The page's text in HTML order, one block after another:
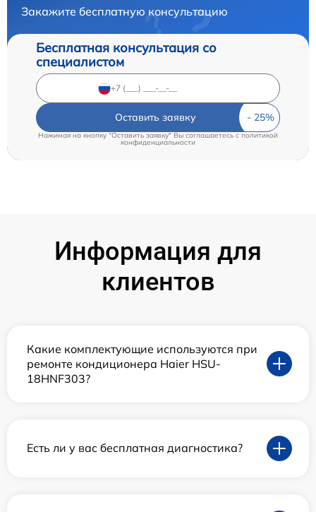
Закажите бесплатную консультацию
Бесплатная консультация со
специалистом
Оставить заявку
Нажимая на кнопку "Оставить заявку" Вы соглашаетесь cполитикой
конфиденциальности
Информация для
клиентов
Какие комплектующие используются при
ремонте кондиционера Haier HSU-
18HNF303?
Есть ли у вас бесплатная диагностика?